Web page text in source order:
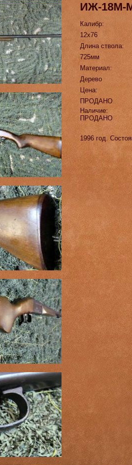
ИЖ-18М-
Калибр:
12х76
Длина ствола:
725мм
Материал:
Дерево
Цена:
ПРОДАНО
Наличие:
ПРОДАНО
1996 год.